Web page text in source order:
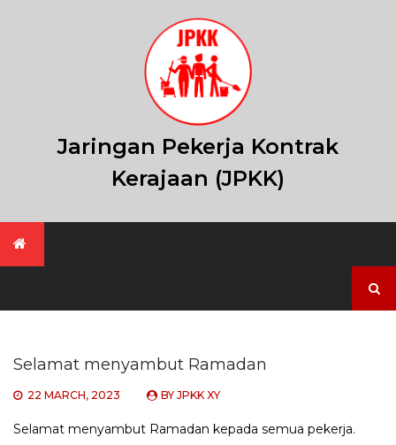
Jaringan Pekerja Kontrak
Kerajaan (JPKK)
for:
Selamat menyambut Ramadan
22 MARCH, 2023 BYJPKK XY
Selamat menyambut Ramadan kepada semua pekerja.